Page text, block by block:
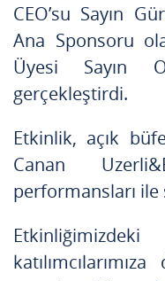
CEO’su Sayın
Ana Sponsoru
Üyesi Sayın
gerçekleştirdi.
Etkinlik, açık
Canan
performansları ile